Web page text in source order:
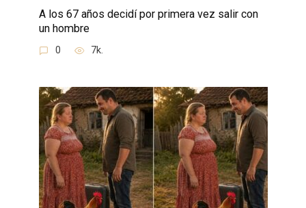
A los 67 años decidí por primera vez salir con
un hombre
0 7k.